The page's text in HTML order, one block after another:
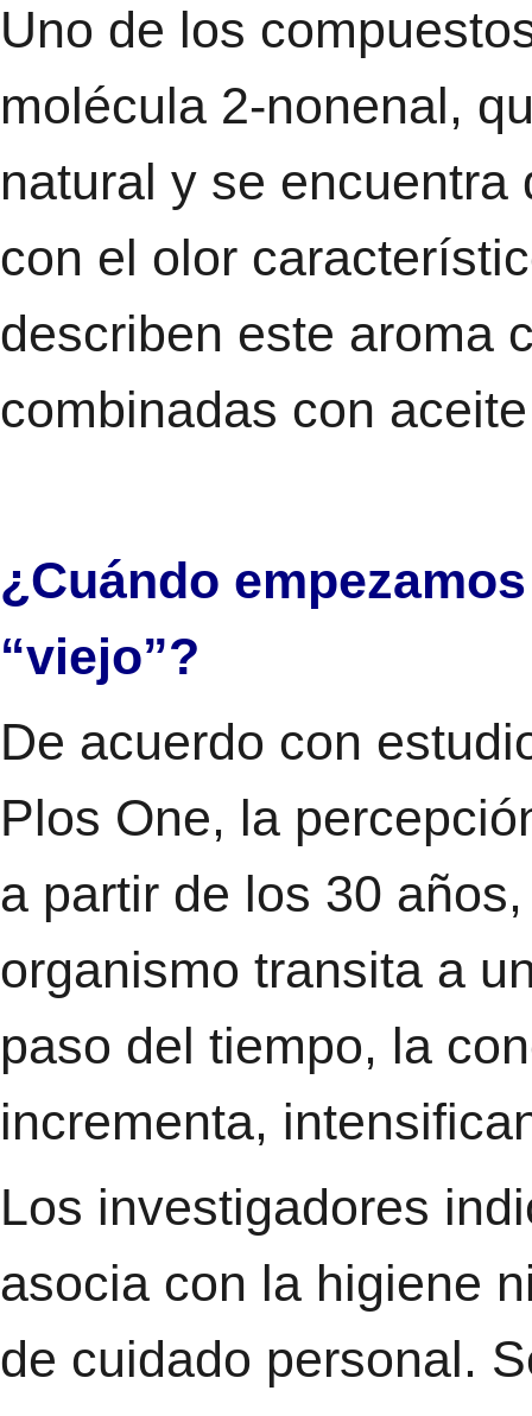
Uno de los
molécula 2-nonenal,
natural y se
con el olor
describen este aroma
combinadas con
¿Cuándo
“viejo”?
De acuerdo con
Plos One, la
a partir de los 30
organismo transita a
paso del tiempo, la
incrementa,
Los investigadores
asocia con la higiene
de cuidado personal.